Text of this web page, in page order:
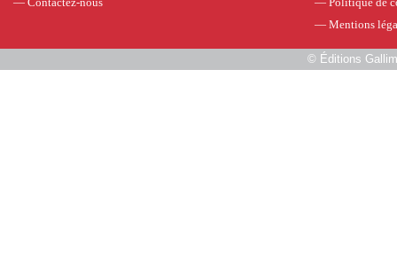
— Mentions
© Éditions